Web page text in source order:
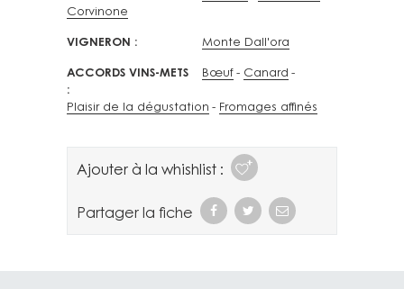
Corvinone
VIGNERON Monte Dall'ora
ACCORDS VINS-METS Bœuf Canard
Plaisir de la dégustation Fromages affinés
Ajouter à la whishlist :
Partager la fiche